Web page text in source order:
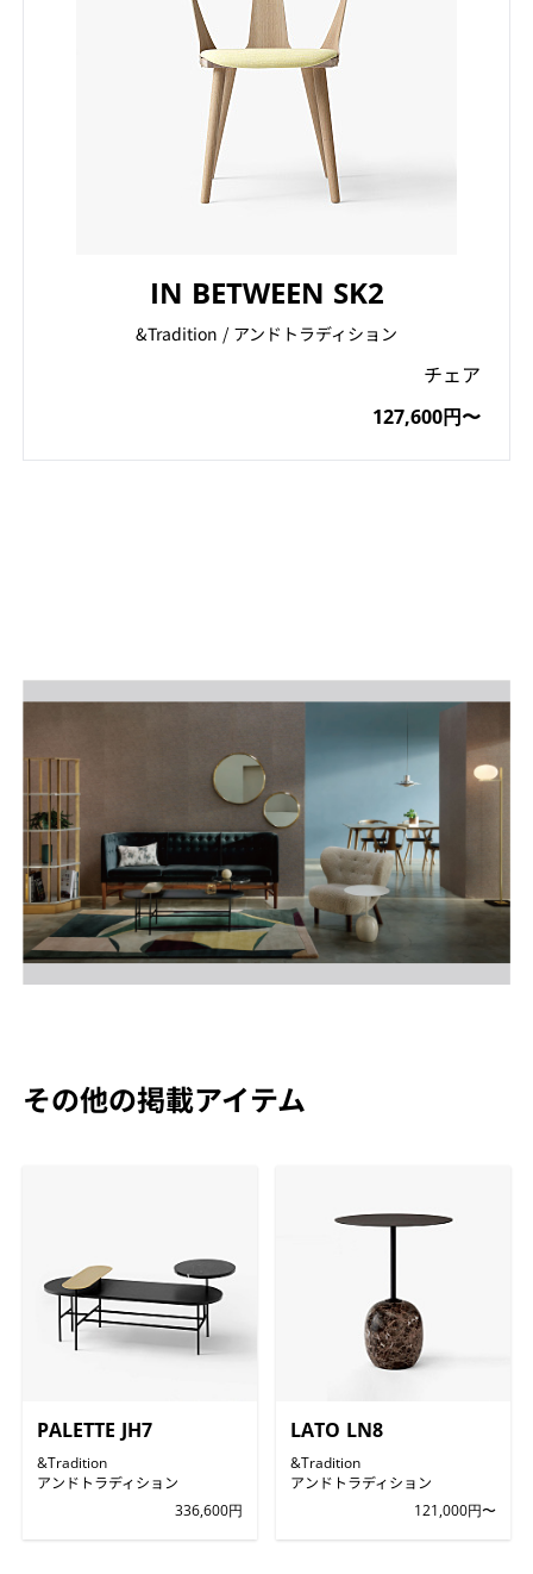
IN BETWEEN SK2
&Tradition / アンドトラディション
チェア
127,600円〜
その他の掲載アイテム
PALETTE JH7
&Tradition
アンドトラディション
336,600円
LATO LN8
&Tradition
アンドトラディション
121,000円〜